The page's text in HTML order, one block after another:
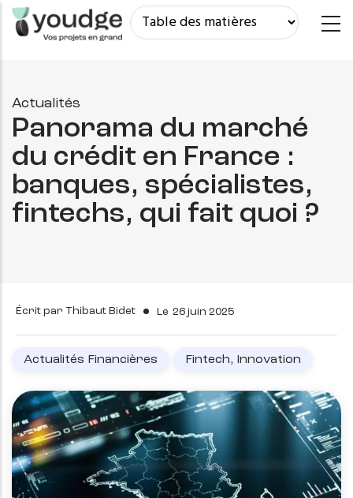
Aller
au
Actualités
Panorama du marché
du crédit en France :
banques, spécialistes,
fintechs, qui fait quoi ?
Écrit par Thibaut Bidet Le 26 juin 2025
Actualités Financières Fintech, Innovation